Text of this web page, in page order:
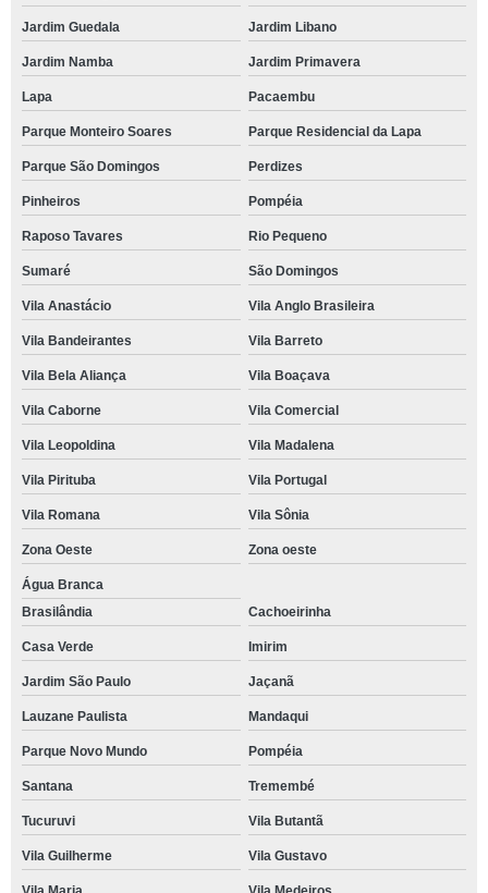
Jardim Guedala Jardim Libano
Jardim Namba Jardim Primavera
Lapa Pacaembu
Parque Monteiro Soares Parque Residencial da Lapa
Parque São Domingos Perdizes
Pinheiros Pompéia
Raposo Tavares Rio Pequeno
Sumaré São Domingos
Vila Anastácio Vila Anglo Brasileira
Vila Bandeirantes Vila Barreto
Vila Bela Aliança Vila Boaçava
Vila Caborne Vila Comercial
Vila Leopoldina Vila Madalena
Vila Pirituba Vila Portugal
Vila Romana Vila Sônia
Zona Oeste Zona oeste
Água Branca
Brasilândia
Cachoeirinha
Casa Verde Imirim
Jardim São Paulo Jaçanã
Lauzane Paulista Mandaqui
Parque Novo Mundo Pompéia
Santana Tremembé
Tucuruvi Vila Butantã
Vila Guilherme Vila Gustavo